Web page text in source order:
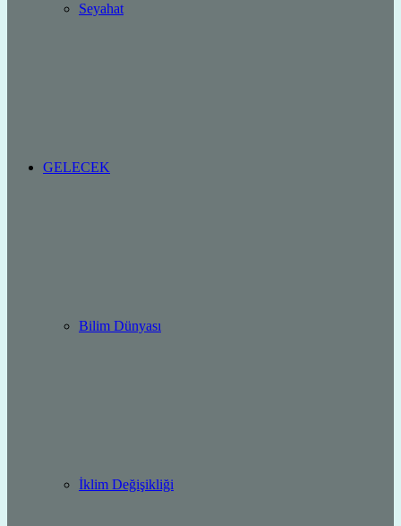
Seyahat
GELECEK
Bilim Dünyası
İklim Değişikliği